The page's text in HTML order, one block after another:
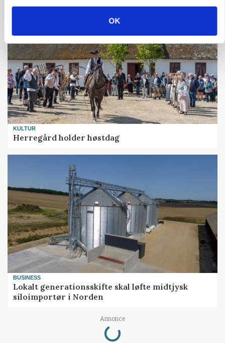
OK
KULTUR
Herregård holder høstdag
BUSINESS
Lokalt generationsskifte skal løfte midtjysk
siloimportør i Norden
Annonce
Loading...